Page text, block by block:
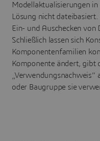
Modellaktualisierungen
Lösung nicht
Ein- und Auschecken von
Schließlich lassen sich
Komponentenfamilien
Komponente ändert, gibt
oder Baugruppe sie